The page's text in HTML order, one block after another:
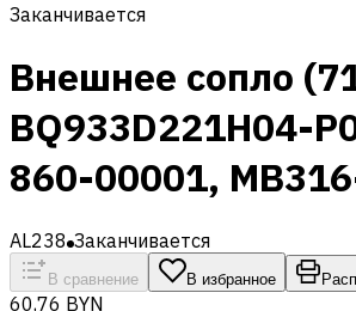
Заканчивается
Внешнее сопло
BQ933D221H04-
860-00001,
AL238 Заканчивается
В сравнение В избранное
60,76 BYN